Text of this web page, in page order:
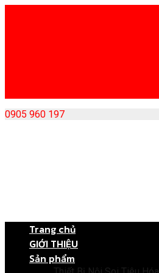
0905 960 197
Trang chủ
GIỚI THIỆU
Sản phẩm